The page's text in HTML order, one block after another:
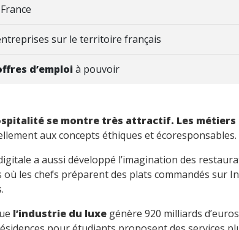
sur le territoire français
d’emploià pouvoir
se montre très attractif. Les
aux concepts éthiques et écoresponsables.
a aussi développé l’imagination des
les chefs préparent des plats commandés sur
l’industrie du luxe génère 920 milliards